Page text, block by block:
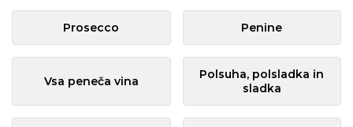
Prosecco Penine
Vsa peneča vina
Polsuha, polsladka in
sladka